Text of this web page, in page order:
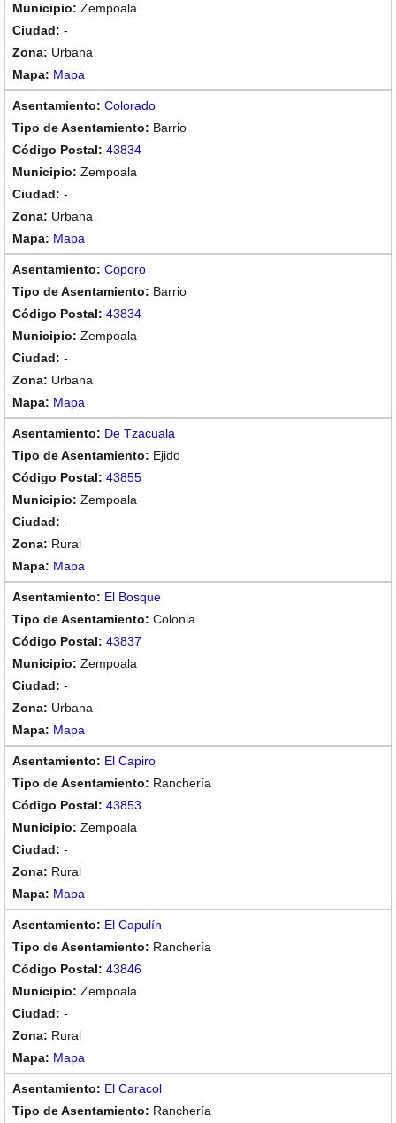
Zempoala
-
Urbana
Mapa
Colorado
Barrio
43834
Zempoala
-
Urbana
Mapa
Coporo
Barrio
43834
Zempoala
-
Urbana
Mapa
De Tzacuala
Ejido
43855
Zempoala
-
Rural
Mapa
El Bosque
Colonia
43837
Zempoala
-
Urbana
Mapa
El Capiro
Ranchería
43853
Zempoala
-
Rural
Mapa
El Capulín
Ranchería
43846
Zempoala
-
Rural
Mapa
El Caracol
Ranchería